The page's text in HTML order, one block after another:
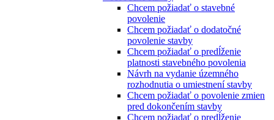
Chcem požiadať o stavebné
povolenie
Chcem požiadať o dodatočné
povolenie stavby
Chcem požiadať o predĺženie
platnosti stavebného povolenia
Návrh na vydanie územného
rozhodnutia o umiestnení stavby
Chcem požiadať o povolenie zmien
pred dokončením stavby
Chcem požiadať o predĺženie